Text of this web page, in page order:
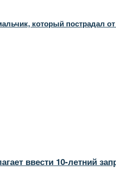
который пострадал
ввести 10-летний